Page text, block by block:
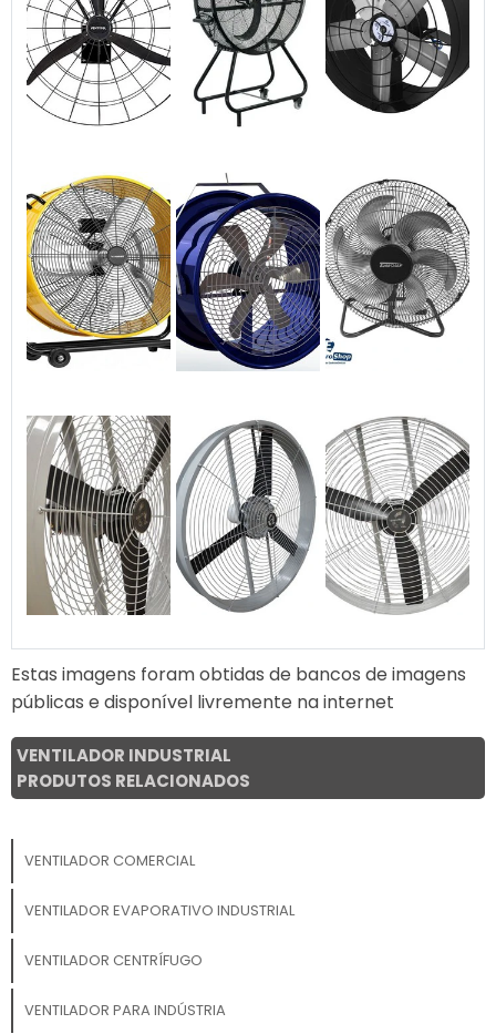
Estas imagens foram obtidas de bancos de imagens
públicas e disponível livremente na internet
VENTILADOR INDUSTRIAL
PRODUTOS RELACIONADOS
VENTILADOR COMERCIAL
VENTILADOR EVAPORATIVO INDUSTRIAL
VENTILADOR CENTRÍFUGO
VENTILADOR PARA INDÚSTRIA